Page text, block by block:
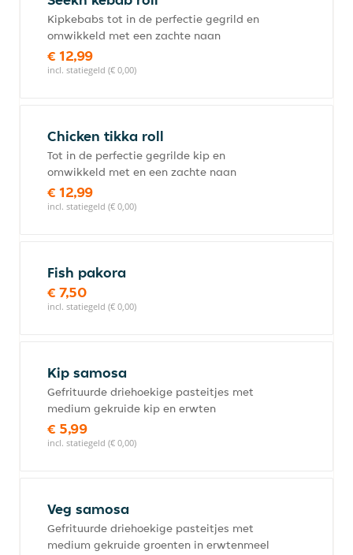
Kipkebabs tot in de perfectie gegrild en
omwikkeld met een zachte naan
€ 12,99
incl. statiegeld (€ 0,00)
Chicken tikka roll
Tot in de perfectie gegrilde kip en
omwikkeld met en een zachte naan
€ 12,99
incl. statiegeld (€ 0,00)
Fish pakora
€ 7,50
incl. statiegeld (€ 0,00)
Kip samosa
Gefrituurde driehoekige pasteitjes met
medium gekruide kip en erwten
€ 5,99
incl. statiegeld (€ 0,00)
Veg samosa
Gefrituurde driehoekige pasteitjes met
medium gekruide groenten in erwtenmeel